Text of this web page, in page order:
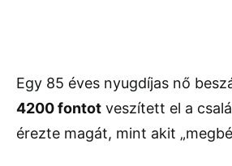
Egy 85 éves nyugdíjas nő
4200 fontot veszített el a
érezte magát, mint akit